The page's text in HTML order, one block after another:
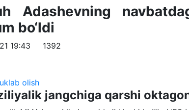
Adashevning
bo‘ldi
19:43 1392
olish
jangchiga qarshi